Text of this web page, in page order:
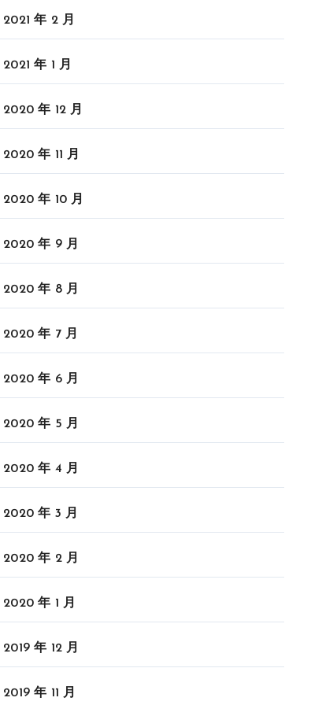
2021 年 2 月
2021 年 1 月
2020 年 12 月
2020 年 11 月
2020 年 10 月
2020 年 9 月
2020 年 8 月
2020 年 7 月
2020 年 6 月
2020 年 5 月
2020 年 4 月
2020 年 3 月
2020 年 2 月
2020 年 1 月
2019 年 12 月
2019 年 11 月